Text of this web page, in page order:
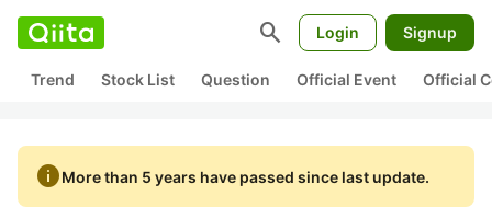
search Login Signup
Trend Stock List Question Official Event Official
infoMore than 5 years have passed since last update.